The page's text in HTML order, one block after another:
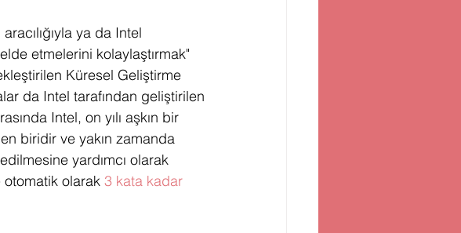
ya da Intel
etmelerini kolaylaştırmak"
Küresel Geliştirme
da Intel tarafından geliştirilen
Intel, on yılı aşkın bir
biridir ve yakın zamanda
yardımcı olarak
olarak 3 kata kadar